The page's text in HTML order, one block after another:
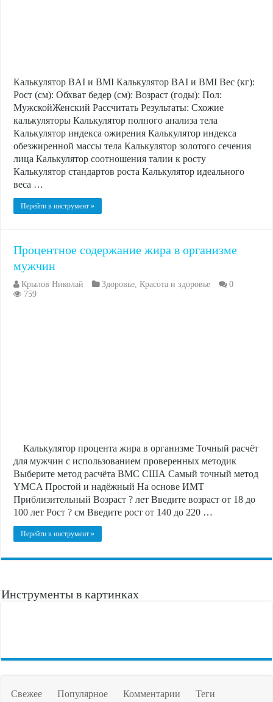
Калькулятор BAI и BMI Калькулятор BAI и BMI Вес (кг):
Рост (см): Обхват бедер (см): Возраст (годы): Пол:
МужскойЖенский Рассчитать Результаты: Схожие
калькуляторы Калькулятор полного анализа тела
Калькулятор индекса ожирения Калькулятор индекса
обезжиренной массы тела Калькулятор золотого сечения
лица Калькулятор соотношения талии к росту
Калькулятор стандартов роста Калькулятор идеального
веса …
Перейти в инструмент »
Процентное содержание жира в организме
мужчин
Крылов Николай Здоровье ,Красота и здоровье
0
759
Калькулятор процента жира в организме Точный расчёт
для мужчин с использованием проверенных методик
Выберите метод расчёта ВМС США Самый точный метод
YMCA Простой и надёжный На основе ИМТ
Приблизительный Возраст ? лет Введите возраст от 18 до
100 лет Рост ? см Введите рост от 140 до 220 …
Перейти в инструмент »
Инструменты в картинках
Свежее Популярное Комментарии Теги